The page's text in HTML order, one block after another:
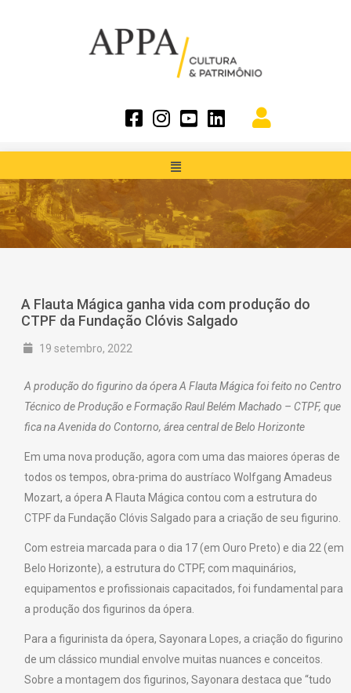
A Flauta Mágica ganha vida com produção do
CTPF da Fundação Clóvis Salgado
19 setembro, 2022
A produção do figurino da ópera A Flauta Mágica foi feito no Centro
Técnico de Produção e Formação Raul Belém Machado – CTPF, que
fica na Avenida do Contorno, área central de Belo Horizonte
Em uma nova produção, agora com uma das maiores óperas de
todos os tempos, obra-prima do austríaco Wolfgang Amadeus
Mozart, a ópera A Flauta Mágica contou com a estrutura do
CTPF da Fundação Clóvis Salgado para a criação de seu figurino.
Com estreia marcada para o dia 17 (em Ouro Preto) e dia 22 (em
Belo Horizonte), a estrutura do CTPF, com maquinários,
equipamentos e profissionais capacitados, foi fundamental para
a produção dos figurinos da ópera.
Para a figurinista da ópera, Sayonara Lopes, a criação do figurino
de um clássico mundial envolve muitas nuances e conceitos.
Sobre a montagem dos figurinos, Sayonara destaca que “tudo